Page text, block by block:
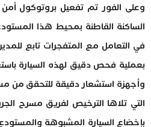
وعلى الفور تم تفعيل بروتوكول
الساكنة القاطنة بمحيط هذا
في التعامل مع المتفجرات تابع
بعملية فحص دقيق لهذه السيارة
وأجهزة استشعار دقيقة للتحقق من
التي تلاها الترخيص لفريق مسرح
بإخضاع السيارة المشبوهة والمستودع